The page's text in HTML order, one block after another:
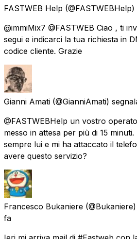
FASTWEB Help (@FASTWEBHelp)
@immiMix7 @FASTWEB Ciao , ti
segui e indicarci la tua richiesta in
codice cliente. Grazie
Gianni Amati (@GianniAmati)
@FASTWEBHelp un vostro
messo in attesa per più di 15
sempre lui e mi ha attaccato il
avere questo servizio?
Francesco Bukaniere
fa